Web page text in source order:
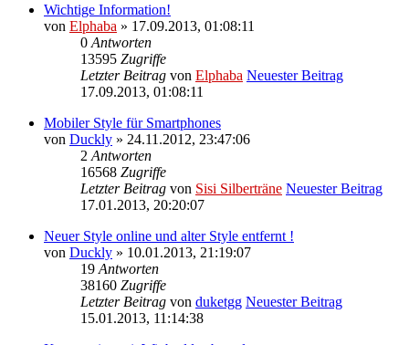
Wichtige Information!
von Elphaba » 17.09.2013, 01:08:11
0 Antworten
13595 Zugriffe
Letzter Beitrag von Elphaba Neuester Beitrag
17.09.2013, 01:08:11
Mobiler Style für Smartphones
von Duckly » 24.11.2012, 23:47:06
2 Antworten
16568 Zugriffe
Letzter Beitrag von Sisi Silberträne Neuester Beitrag
17.01.2013, 20:20:07
Neuer Style online und alter Style entfernt !
von Duckly » 10.01.2013, 21:19:07
19 Antworten
38160 Zugriffe
Letzter Beitrag von duketgg Neuester Beitrag
15.01.2013, 11:14:38